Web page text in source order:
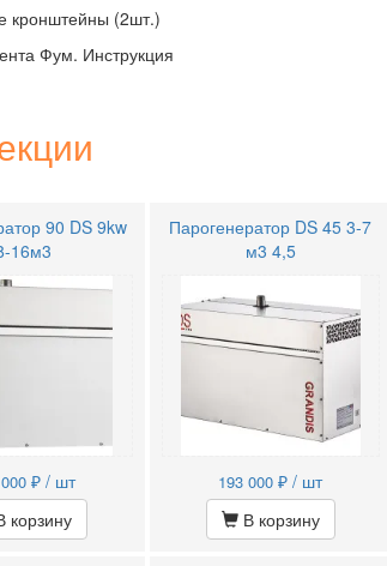
кронштейны (2шт.)
Фум. Инструкция
90 DS 9kw
16м3
₽ / шт
корзину
Парогенератор DS 45 3-7
м3 4,5
193 000 ₽ / шт
В корзину